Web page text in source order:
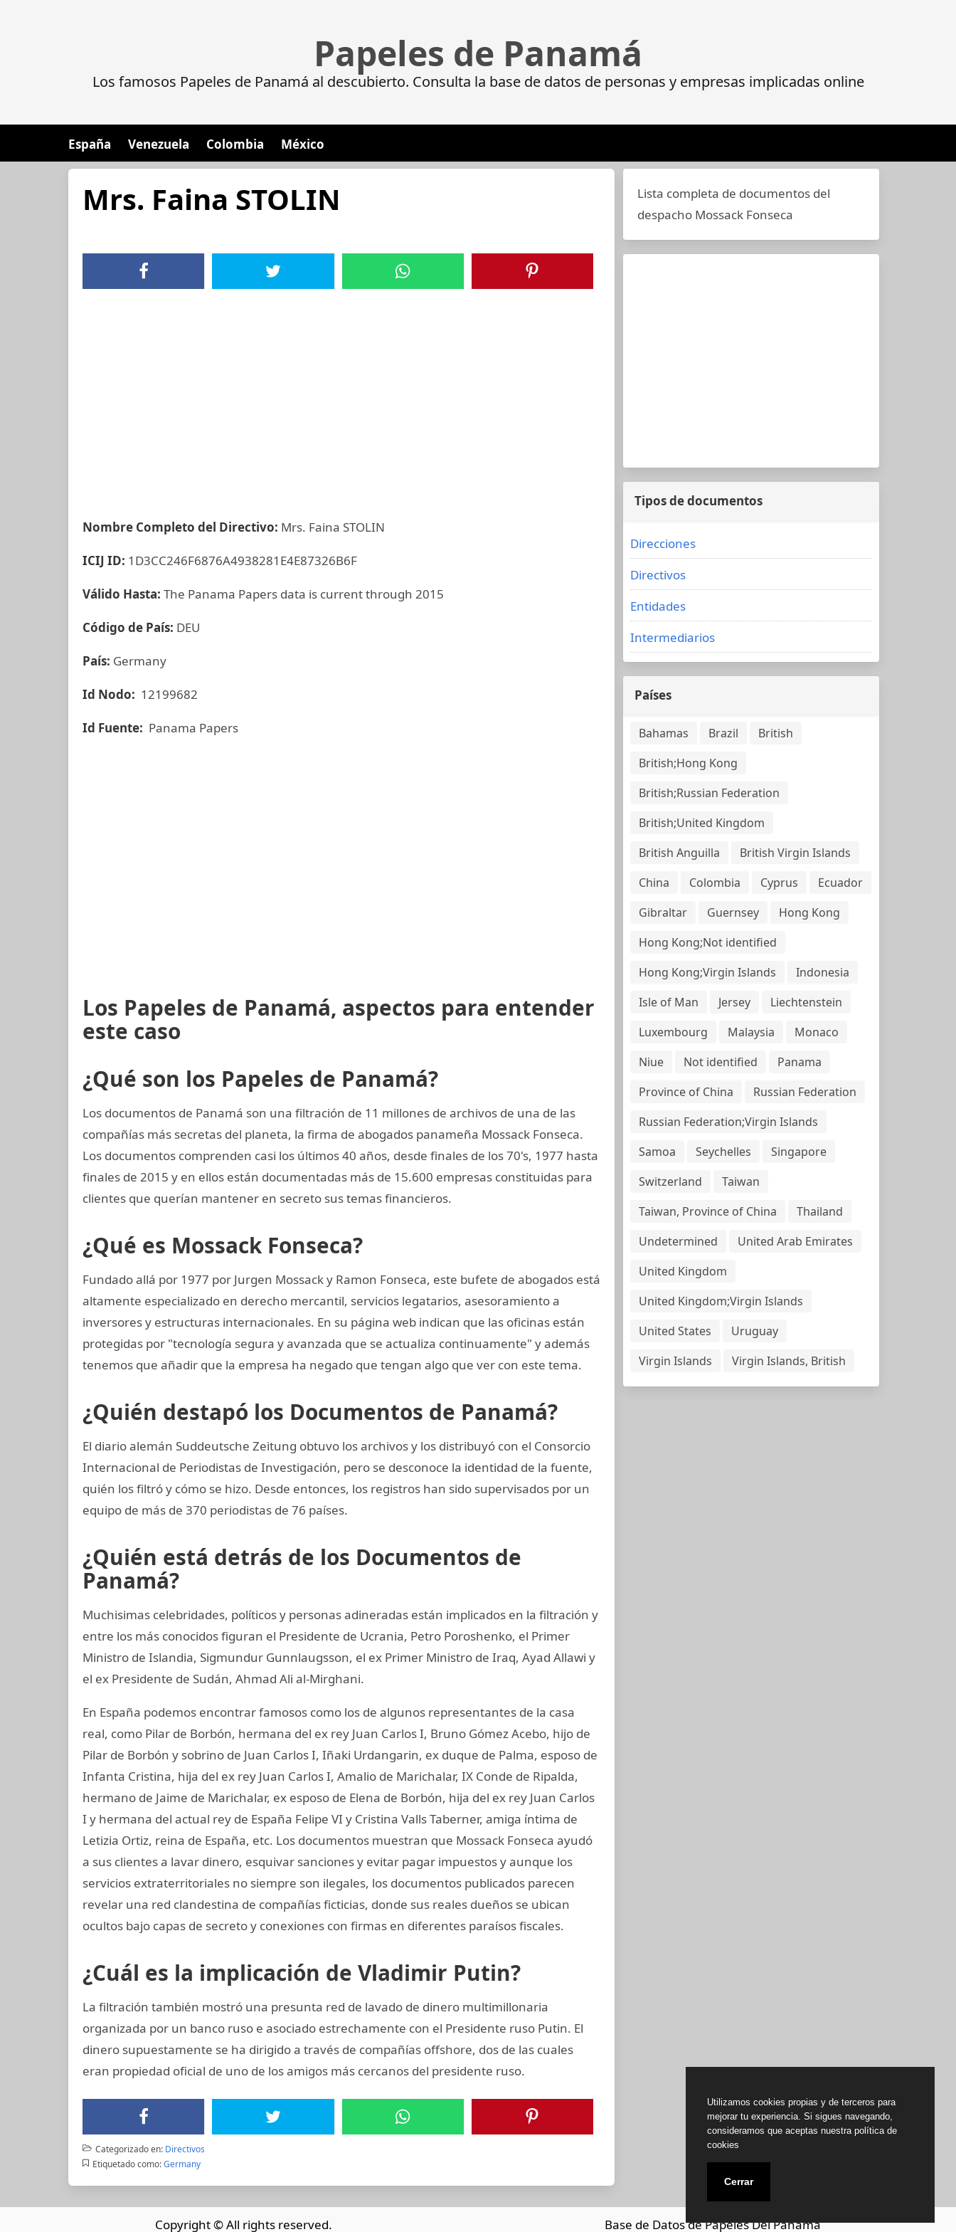
Papeles de Panamá
Los famosos Papeles de Panamá al descubierto. Consulta la base de datos de personas y empresas implicadas online
España Venezuela Colombia México
Mrs. Faina STOLIN
Nombre Completo del Directivo: Mrs. Faina STOLIN
ICIJ ID: 1D3CC246F6876A4938281E4E87326B6F
Válido Hasta: The Panama Papers data is current through 2015
Código de País: DEU
País: Germany
Id Nodo: 12199682
Id Fuente: Panama Papers
Los Papeles de Panamá, aspectos para entender
este caso
¿Qué son los Papeles de Panamá?
Los documentos de Panamá son una filtración de 11 millones de archivos de una de las
compañías más secretas del planeta, la firma de abogados panameña Mossack Fonseca.
Los documentos comprenden casi los últimos 40 años, desde finales de los 70's, 1977 hasta
finales de 2015 y en ellos están documentadas más de 15.600 empresas constituidas para
clientes que querían mantener en secreto sus temas financieros.
¿Qué es Mossack Fonseca?
Fundado allá por 1977 por Jurgen Mossack y Ramon Fonseca, este bufete de abogados está
altamente especializado en derecho mercantil, servicios legatarios, asesoramiento a
inversores y estructuras internacionales. En su página web indican que las oficinas están
protegidas por "tecnología segura y avanzada que se actualiza continuamente" y además
tenemos que añadir que la empresa ha negado que tengan algo que ver con este tema.
¿Quién destapó los Documentos de Panamá?
El diario alemán Suddeutsche Zeitung obtuvo los archivos y los distribuyó con el Consorcio
Internacional de Periodistas de Investigación, pero se desconoce la identidad de la fuente,
quién los filtró y cómo se hizo. Desde entonces, los registros han sido supervisados por un
equipo de más de 370 periodistas de 76 países.
¿Quién está detrás de los Documentos de
Panamá?
Muchisimas celebridades, políticos y personas adineradas están implicados en la filtración y
entre los más conocidos figuran el Presidente de Ucrania, Petro Poroshenko, el Primer
Ministro de Islandia, Sigmundur Gunnlaugsson, el ex Primer Ministro de Iraq, Ayad Allawi y
el ex Presidente de Sudán, Ahmad Ali al-Mirghani.
En España podemos encontrar famosos como los de algunos representantes de la casa
real, como Pilar de Borbón, hermana del ex rey Juan Carlos I, Bruno Gómez Acebo, hijo de
Pilar de Borbón y sobrino de Juan Carlos I, Iñaki Urdangarin, ex duque de Palma, esposo de
Infanta Cristina, hija del ex rey Juan Carlos I, Amalio de Marichalar, IX Conde de Ripalda,
hermano de Jaime de Marichalar, ex esposo de Elena de Borbón, hija del ex rey Juan Carlos
I y hermana del actual rey de España Felipe VI y Cristina Valls Taberner, amiga íntima de
Letizia Ortiz, reina de España, etc. Los documentos muestran que Mossack Fonseca ayudó
a sus clientes a lavar dinero, esquivar sanciones y evitar pagar impuestos y aunque los
servicios extraterritoriales no siempre son ilegales, los documentos publicados parecen
revelar una red clandestina de compañías ficticias, donde sus reales dueños se ubican
ocultos bajo capas de secreto y conexiones con firmas en diferentes paraísos fiscales.
¿Cuál es la implicación de Vladimir Putin?
La filtración también mostró una presunta red de lavado de dinero multimillonaria
organizada por un banco ruso e asociado estrechamente con el Presidente ruso Putin. El
dinero supuestamente se ha dirigido a través de compañías offshore, dos de las cuales
eran propiedad oficial de uno de los amigos más cercanos del presidente ruso.
Categorizado en: Directivos
Etiquetado como: Germany
Lista completa de documentos del
despacho Mossack Fonseca
Tipos de documentos
Direcciones
Directivos
Entidades
Intermediarios
Países
Bahamas Brazil
British
British;Hong Kong
British;Russian Federation
British;United Kingdom
British Anguilla
British Virgin Islands
China
Colombia Cyprus
Ecuador
Gibraltar
Guernsey
Hong Kong
Hong Kong;Not identified
Hong Kong;Virgin Islands
Indonesia
Isle of Man
Jersey
Liechtenstein
Luxembourg
Malaysia
Monaco
Niue
Not identified
Panama
Province of China
Russian Federation
Russian Federation;Virgin Islands
Samoa
Seychelles
Singapore
Switzerland
Taiwan
Taiwan, Province of China
Thailand
Undetermined
United Arab Emirates
United Kingdom
United Kingdom;Virgin Islands
United States
Uruguay
Virgin Islands
Virgin Islands, British
Copyright © All rights reserved. Base de Datos de Papeles Del Panamá
Utilizamos cookies propias y de terceros para
mejorar tu experiencia. Si sigues navegando,
consideramos que aceptas nuestra política de
cookies
Cerrar